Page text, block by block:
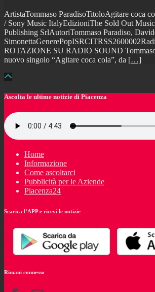
ArtistaTommaso ParadisoTitoloAgitare coca
/ Sony Music ItalyEdizioniThe Sold Out
Publishing SrlAutoriTommaso Paradiso,
ROTAZIONE SU RADIO SOUND
nuovo singolo “Agitare coca cola”, da […]
Ascolta le ultime notizie di Piacenza
Home
Informazione
Come ascoltarci
Pubblicità per le Aziende
Piacenza24
Scarica l’APP e ricevi le notizie
Rimani connesso